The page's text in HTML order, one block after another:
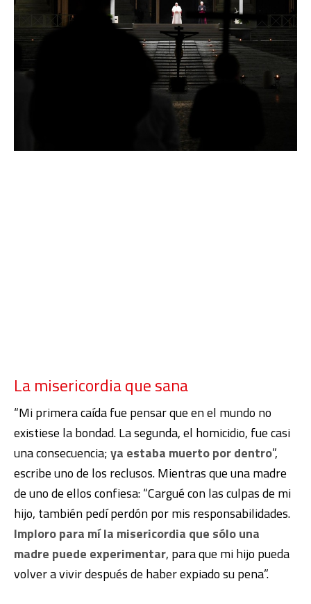
La misericordia que sana
“Mi primera caída fue pensar que en el mundo no
existiese la bondad. La segunda, el homicidio, fue casi
una consecuencia;ya estaba muerto por dentro”,
escribe uno de los reclusos. Mientras que una madre
de uno de ellos confiesa: “Cargué con las culpas de mi
hijo, también pedí perdón por mis responsabilidades.
Imploro para mí la misericordia que sólo una
madre puede experimentar, para que mi hijo pueda
volver a vivir después de haber expiado su pena”.